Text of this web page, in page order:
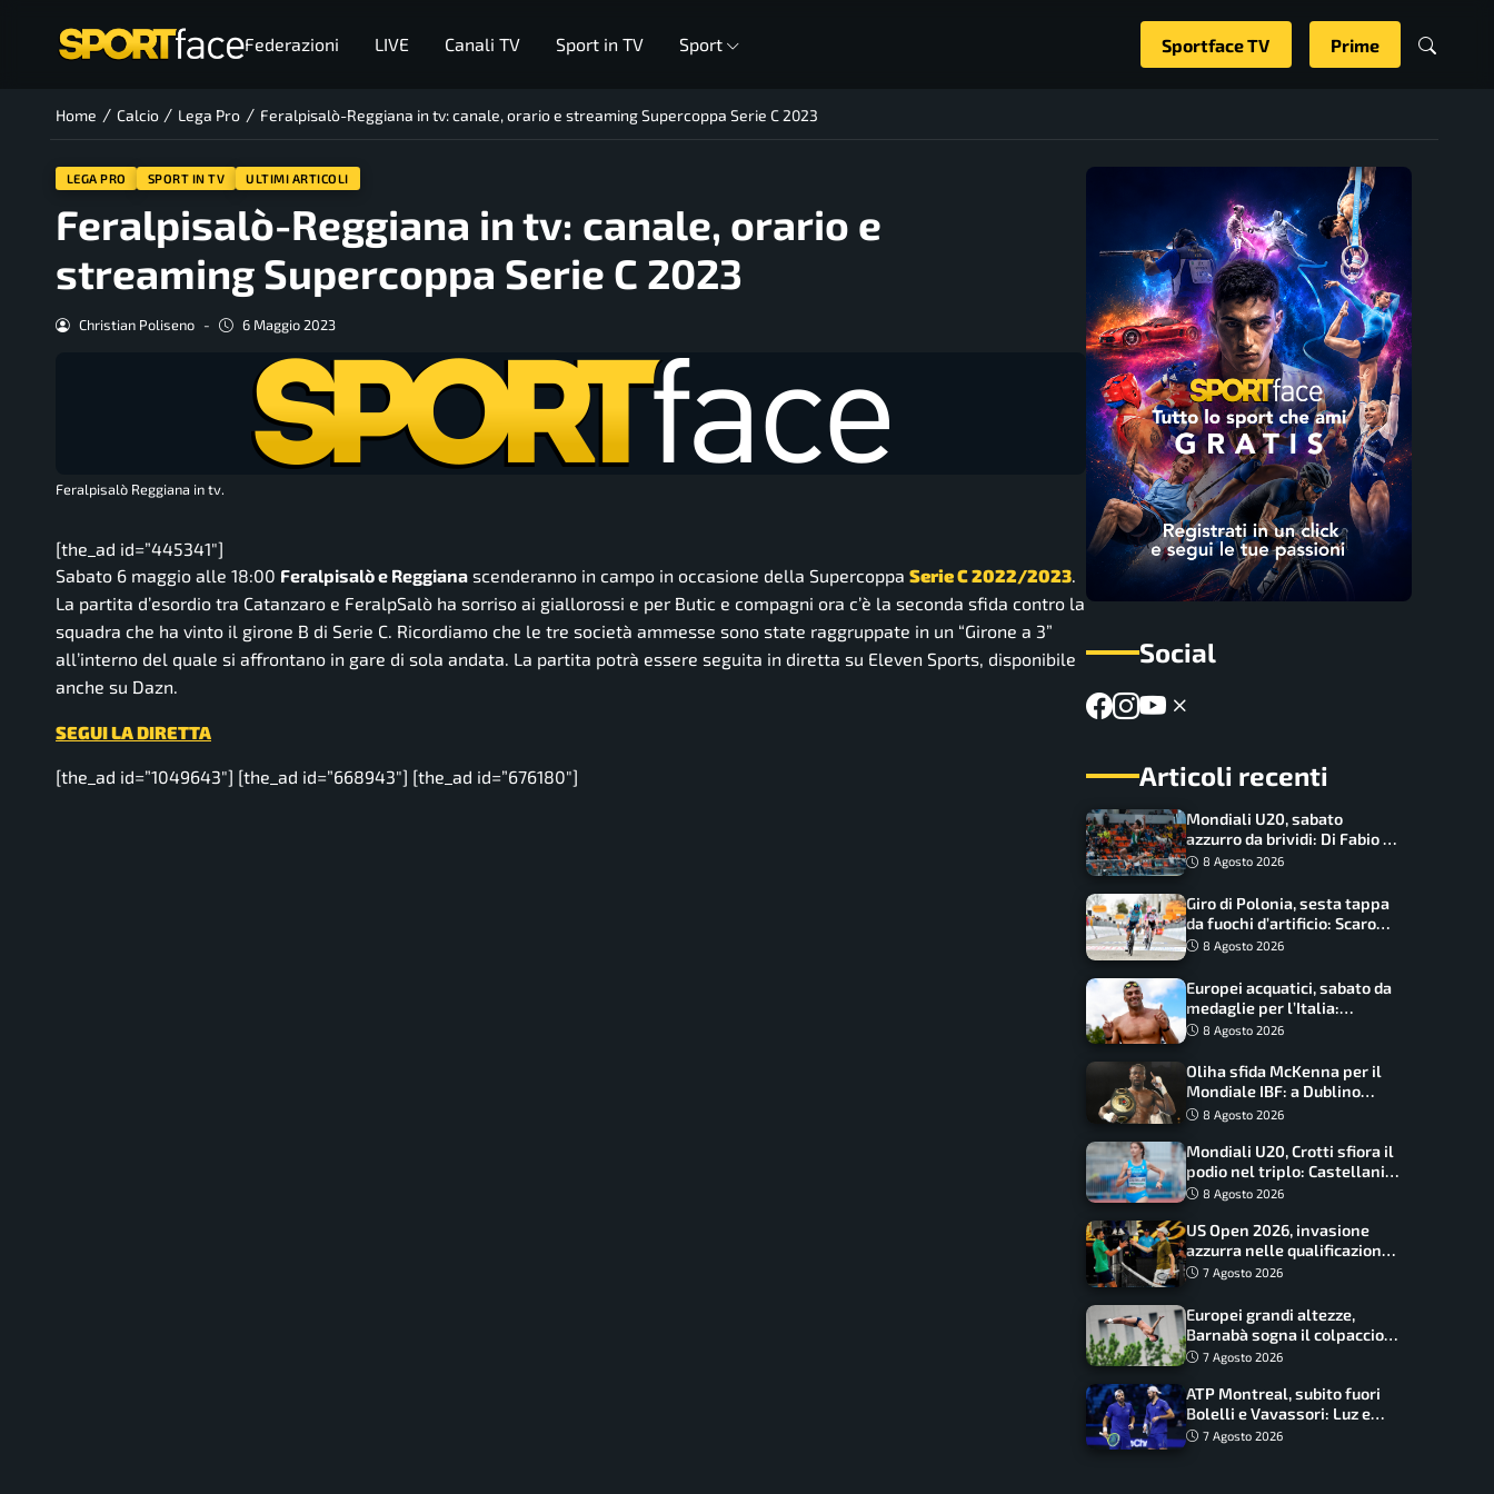
Federazioni LIVE Canali TV Sport in TV Sport Sportface TV Prime
Home / Calcio / Lega Pro / Feralpisalò-Reggiana in tv: canale, orario e streaming Supercoppa Serie C 2023
LEGA PRO SPORT IN TV ULTIMI ARTICOLI
Feralpisalò-Reggiana in tv: canale, orario e
streaming Supercoppa Serie C 2023
Christian Poliseno - 6 Maggio 2023
Feralpisalò Reggiana in tv.
[the_ad id=”445341″]
Sabato 6 maggio alle 18:00 Feralpisalò e Reggiana scenderanno in campo in occasione della Supercoppa Serie C 2022/2023.
La partita d’esordio tra Catanzaro e FeralpSalò ha sorriso ai giallorossi e per Butic e compagni ora c’è la seconda sfida contro la
squadra che ha vinto il girone B di Serie C. Ricordiamo che le tre società ammesse sono state raggruppate in un “Girone a 3”
all’interno del quale si affrontano in gare di sola andata. La partita potrà essere seguita in diretta su Eleven Sports, disponibile
anche su Dazn.
SEGUI LA DIRETTA
[the_ad id=”1049643″] [the_ad id=”668943″] [the_ad id=”676180″]
Social
Articoli recenti
Mondiali U20, sabato
azzurro da brividi: Di Fabio e
Inzoli sognano le medaglie,
8 Agosto 2026
Giro di Polonia, sesta tappa
da fuochi d’artificio: Scaroni
può attaccare la maglia di
8 Agosto 2026
Europei acquatici, sabato da
medaglie per l’Italia:
Paltrinieri guida la staffetta,
grandi altezze
8 Agosto 2026
Oliha sfida McKenna per il
Mondiale IBF: a Dublino
serve l’impresa nella tana
8 Agosto 2026
Mondiali U20, Crotti sfiora il
podio nel triplo: Castellani
da record, Succo in finale
8 Agosto 2026
US Open 2026, invasione
azzurra nelle qualificazioni:
17 italiani a caccia del main
7 Agosto 2026
Europei grandi altezze,
Barnabà sogna il colpaccio:
è leader a metà gara, Baraldi
7 Agosto 2026
ATP Montreal, subito fuori
Bolelli e Vavassori: Luz e
Matos fermano gli azzurri
7 Agosto 2026